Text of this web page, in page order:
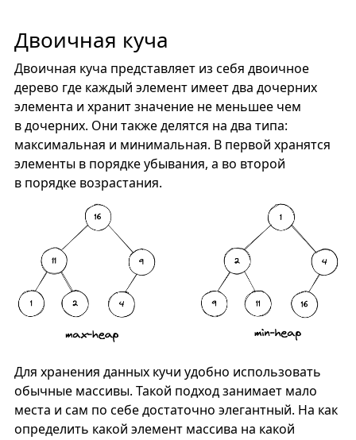
Двоичная куча
Двоичная куча представляет из себя двоичное
дерево где каждый элемент имеет два дочерних
элемента и хранит значение не меньшее чем
в дочерних. Они также делятся на два типа:
максимальная и минимальная. В первой хранятся
элементы в порядке убывания, а во второй
в порядке возрастания.
Для хранения данных кучи удобно использовать
обычные массивы. Такой подход занимает мало
места и сам по себе достаточно элегантный. На как
определить какой элемент массива на какой